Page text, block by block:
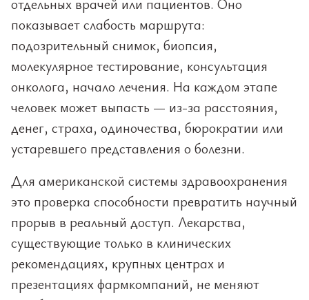
отдельных врачей или пациентов. Оно
показывает слабость маршрута:
подозрительный снимок, биопсия,
молекулярное тестирование, консультация
онколога, начало лечения. На каждом этапе
человек может выпасть — из-за расстояния,
денег, страха, одиночества, бюрократии или
устаревшего представления о болезни.
Для американской системы здравоохранения
это проверка способности превратить научный
прорыв в реальный доступ. Лекарства,
существующие только в клинических
рекомендациях, крупных центрах и
презентациях фармкомпаний, не меняют